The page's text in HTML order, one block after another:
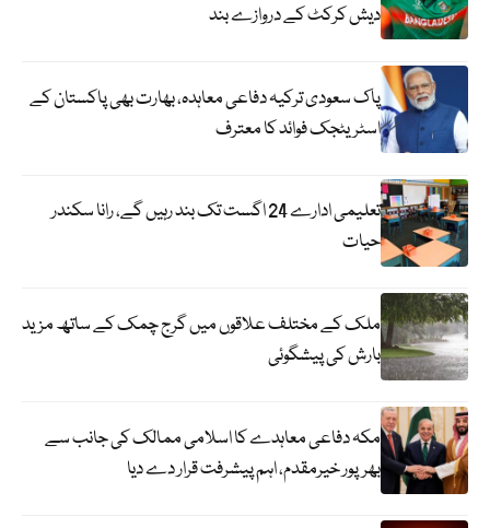
دیش کرکٹ کے دروازے بند
پاک سعودی ترکیہ دفاعی معاہدہ، بھارت بھی پاکستان کے
اسٹریٹجک فوائد کا معترف
تعلیمی ادارے 24 اگست تک بند رہیں گے، رانا سکندر
حیات
ملک کے مختلف علاقوں میں گرج چمک کے ساتھ مزید
بارش کی پیشگوئی
مکہ دفاعی معاہدے کا اسلامی ممالک کی جانب سے
بھرپور خیرمقدم، اہم پیشرفت قرار دے دیا